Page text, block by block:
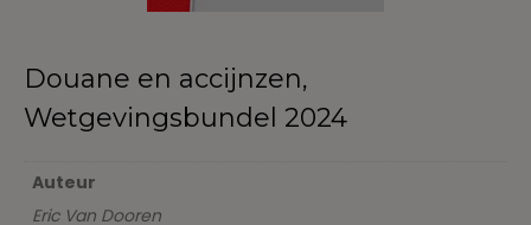
Douane en accijnzen,
Wetgevingsbundel 2024
Auteur
Eric Van Dooren